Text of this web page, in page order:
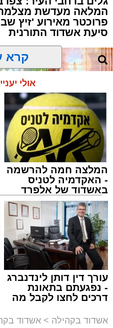
המלאה מעדשת
פרוכטר מאירוע 'זיץ
סיעת אשדוד התורנית
צילום: יהושע פרוכטר
מערכת האתר / 00:35 09.08.26
תגים:אשדוד, קאליש,
קרא
אולי
המלצה חמה להרשמה
- האקדמיה לטניס
באשדוד של אלפרד
קריאולנסקי - לילדים
עורך דין דותן לינדנברג
- נפגעתם בתאונת
דרכים לחצו לקבל מה
אשדוד בקהילה > אשדוד